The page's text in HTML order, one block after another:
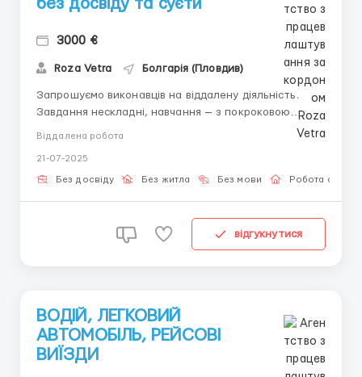
без досвіду та суєти
3000 €
Roza Vetra Болгарія (Пловдив)
Запрошуємо виконавців на віддалену діяльність.
Завдання нескладні, навчання — з покроковою
підтримкою. Що ви отримаєте:• Доступ до бази
кожному кроці• Віддалений формат без спілкування
по відео• Можливість почати в день звернен...
Віддалена робота
21-07-2025
Без досвіду Без житла Без мови Робота онлайн
відгукнутися
ВОДІЙ, ЛЕГКОВИЙ
АВТОМОБІЛЬ, РЕЙСОВІ
ВИЇЗДИ